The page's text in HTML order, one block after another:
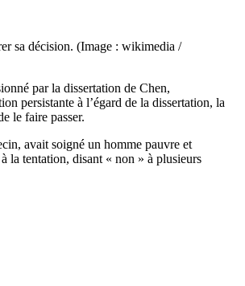
sa décision. (Image : wikimedia /
par la dissertation de Chen,
persistante à l’égard de la dissertation, la
le faire passer.
avait soigné un homme pauvre et
la tentation, disant « non » à plusieurs